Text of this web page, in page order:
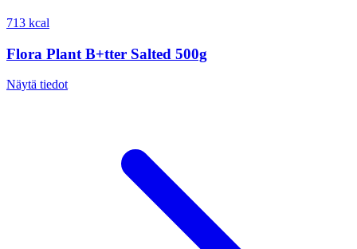
713 kcal
Flora Plant B+tter Salted 500g
Näytä tiedot